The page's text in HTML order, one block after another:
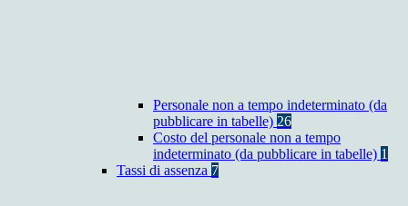
Personale non a tempo indeterminato (da
pubblicare in tabelle) 26
Costo del personale non a tempo
indeterminato (da pubblicare in tabelle) 1
Tassi di assenza 7